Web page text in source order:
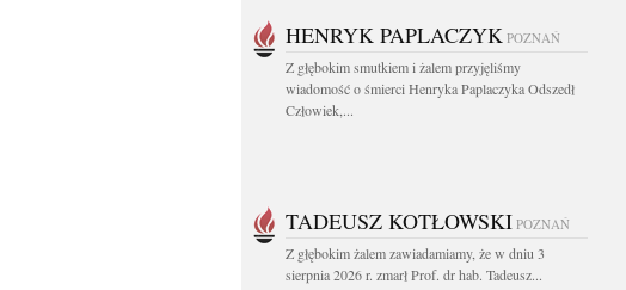
HENRYK PAPLACZYK POZNAŃ
Z głębokim smutkiem i żalem przyjęliśmy
wiadomość o śmierci Henryka Paplaczyka Odszedł
Człowiek,...
TADEUSZ KOTŁOWSKI POZNAŃ
Z głębokim żalem zawiadamiamy, że w dniu 3
sierpnia 2026 r. zmarł Prof. dr hab. Tadeusz...